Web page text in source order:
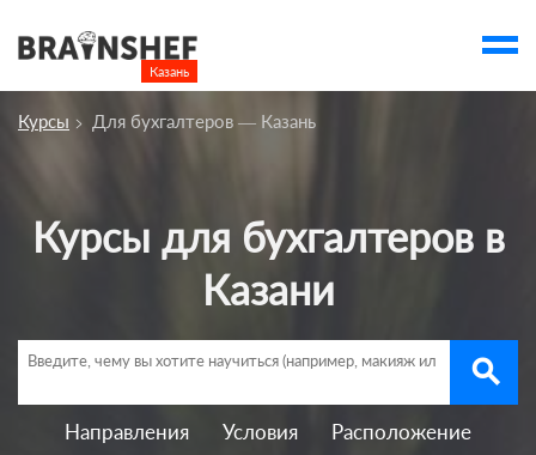
Казань
Курсы Казани
Профессии
Люди
Курсы Для бухгалтеров — Казань
Курсы для бухгалтеров в
Казани
search
Направления Условия Расположение